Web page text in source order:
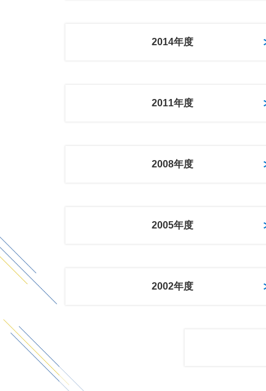
2014年度
2011年度
2008年度
2005年度
2002年度